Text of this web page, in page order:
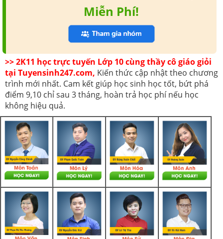
Miễn Phí!
>> 2K11 học trực tuyến Lớp 10 cùng thầy cô giáo giỏi
tại Tuyensinh247.com, Kiến thức cập nhật theo chương
trình mới nhất. Cam kết giúp học sinh học tốt, bứt phá
điểm 9,10 chỉ sau 3 tháng, hoàn trả học phí nếu học
không hiệu quả.